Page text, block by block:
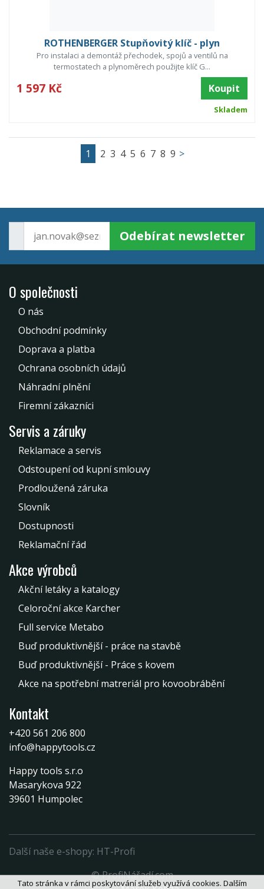
ROTHENBERGER Stupňovitý klíč - plyn
Pro instalaci a demontáž přechodek, spojů a ventilů na
termostatech a plynoměrech použijte klíč G...
1 597 Kč Koupit
Skladem
1 2 3 4 5 6 7 8 9 >
Odebírat newsletter
O společnosti
O nás
Obchodní podmínky
Doprava a platba
Ochrana osobních údajů
Náhradní plnění
Firemní zákazníci
Servis a záruky
Reklamace a servis
Odstoupení od kupní smlouvy
Prodloužená záruka
Slovník
Dostupnosti
Reklamační řád
Akce výrobců
Akční letáky a katalogy
Celoroční akce Karcher
Full service Metabo
Buď produktivnější - práce na stavbě
Buď produktivnější - Práce s kovem
Akce na spotřební matreriál pro kovoobrábění
Kontakt
+420 561 206 800
info@happytools.cz
Happy tools s.r.o
Masarykova 922
39601 Humpolec
Další naše e-shopy: HT-Profi
© ProfiNářadí.com
Tato stránka v rámci poskytování služeb využívá cookies. Dalším